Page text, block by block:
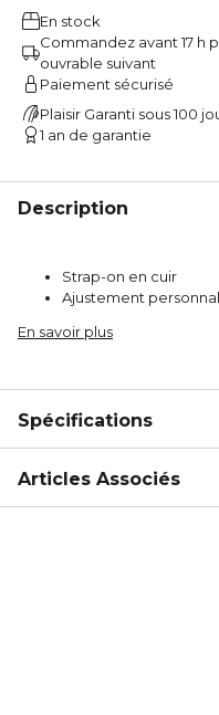
En stock
Commandez avant 17 h
ouvrable suivant
Paiement sécurisé
Plaisir Garanti sous 100
1 an de garantie
Description
Strap-on en cuir
Ajustement
En savoir plus
Spécifications
Articles Associés